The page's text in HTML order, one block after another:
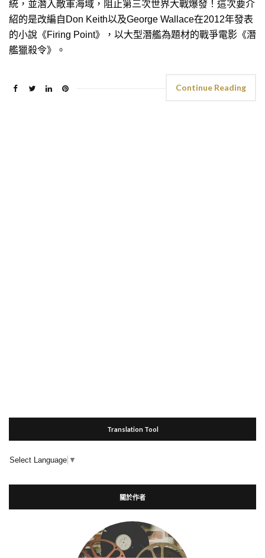
統，並潛入敵軍海域，阻止第三次世界大戰爆發！這次要介
紹的是改編自Don Keith以及George Wallace在2012年發表
的小說《Firing Point》，以大型潛艦為題材的戰爭電影《潛
艦獵殺令》。
Continue Reading
Translation Tool
Select Language ▼
關於作者